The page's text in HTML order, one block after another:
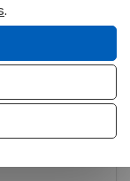
moment of
.